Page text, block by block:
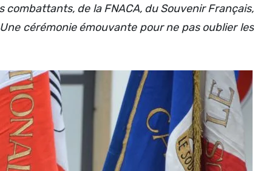
de la FNACA, du Souvenir Français,
cérémonie émouvante pour ne pas oublier les